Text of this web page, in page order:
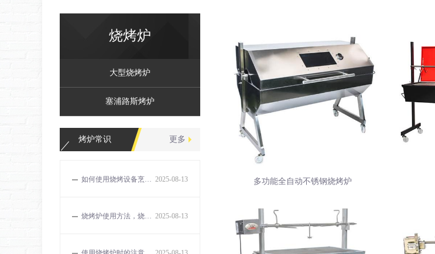
烧烤炉
大型烧烤炉
塞浦路斯烤炉
更多
烤炉常识
2025-08-13
如何使用烧烤设备烹饪出美味的食物？
2025-08-13
烧烤炉使用方法，烧烤的误区和解决方法有哪些？
多功能全自动不锈钢烧烤炉